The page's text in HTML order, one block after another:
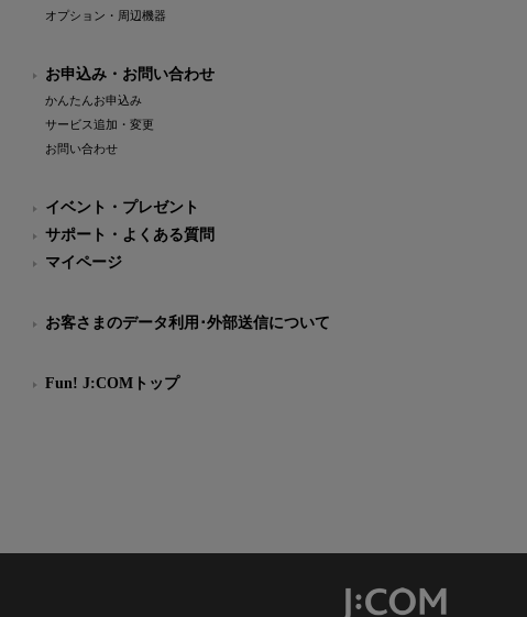
オプション・周辺機器
お申込み・お問い合わせ
かんたんお申込み
サービス追加・変更
お問い合わせ
イベント・プレゼント
サポート・よくある質問
マイページ
お客さまのデータ利用･外部送信について
Fun! J:COMトップ